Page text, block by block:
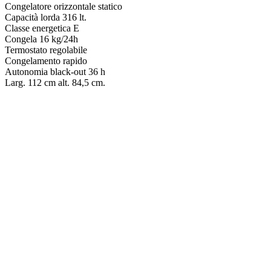
Congelatore orizzontale statico
Capacità lorda 316 lt.
Classe energetica E
Congela 16 kg/24h
Termostato regolabile
Congelamento rapido
Autonomia black-out 36 h
Larg. 112 cm alt. 84,5 cm.